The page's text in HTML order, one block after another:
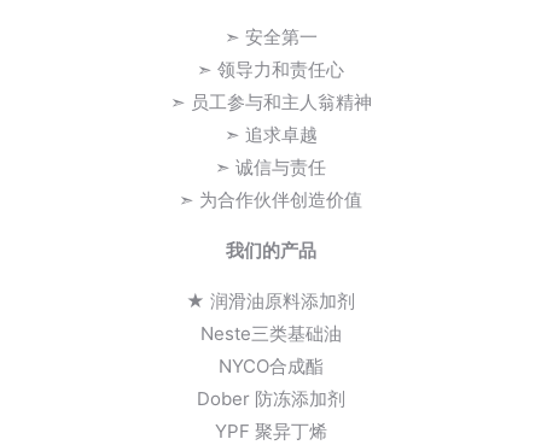
➣ 安全第一
➣ 领导力和责任心
➣ 员工参与和主人翁精神
➣ 追求卓越
➣ 诚信与责任
➣ 为合作伙伴创造价值
我们的产品
★ 润滑油原料添加剂
Neste三类基础油
NYCO合成酯
Dober 防冻添加剂
YPF 聚异丁烯